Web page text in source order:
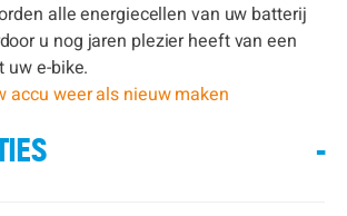
alle energiecellen van uw batterij
u nog jaren plezier heeft van een
uw e-bike.
accu weer als nieuw maken
-